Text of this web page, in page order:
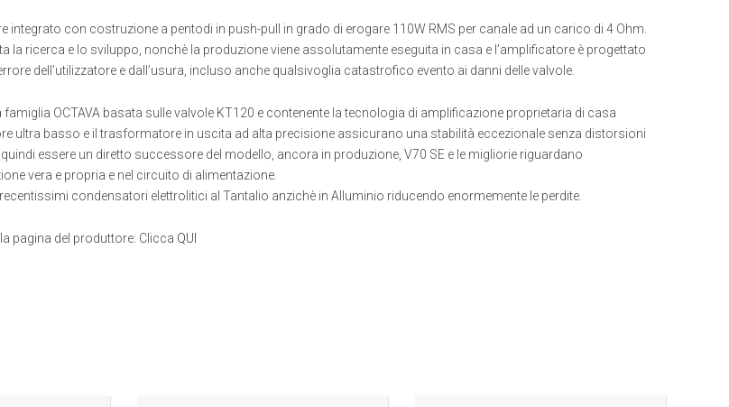
integrato con costruzione a pentodi in push-pull in grado di erogare 110W RMS per canale ad un carico di 4 Ohm.
la ricerca e lo sviluppo, nonchè la produzione viene assolutamente eseguita in casa e l’amplificatore è progettato
dell’utilizzatore e dall’usura, incluso anche qualsivoglia catastrofico evento ai danni delle valvole.
OCTAVA basata sulle valvole KT120 e contenente la tecnologia di amplificazione proprietaria di casa
ultra basso e il trasformatore in uscita ad alta precisione assicurano una stabilità eccezionale senza distorsioni
essere un diretto successore del modello, ancora in produzione, V70 SE e le migliorie riguardano
vera e propria e nel circuito di alimentazione.
condensatori elettrolitici al Tantalio anzichè in Alluminio riducendo enormemente le perdite.
pagina del produttore: Clicca QUI